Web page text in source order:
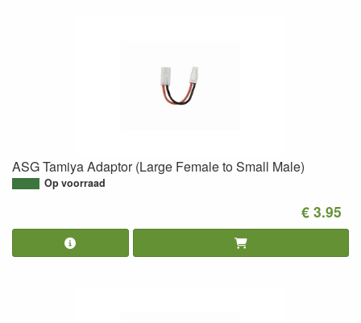
ASG Tamiya Adaptor (Large Female to Small Male)
Op voorraad
€ 3.95